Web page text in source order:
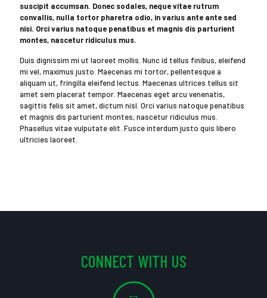
suscipit accumsan. Donec sodales, neque vitae rutrum
convallis, nulla tortor pharetra odio, in varius ante ante sed
nisi. Orci varius natoque penatibus et magnis dis parturient
montes, nascetur ridiculus mus.
Duis dignissim mi ut laoreet mollis. Nunc id tellus finibus, eleifend
mi vel, maximus justo. Maecenas mi tortor, pellentesque a
aliquam ut, fringilla eleifend lectus. Maecenas ultrices tellus sit
amet sem placerat tempor. Maecenas eget arcu venenatis,
sagittis felis sit amet, dictum nisl. Orci varius natoque penatibus
et magnis dis parturient montes, nascetur ridiculus mus.
Phasellus vitae vulputate elit. Fusce interdum justo quis libero
ultricies laoreet.
CONNECT WITH US